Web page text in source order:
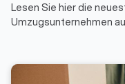
Lesen Sie hier die
Umzugsunternehmen